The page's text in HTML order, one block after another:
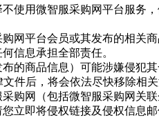
使用微智服采购网平台服务
网平台会员或其发布的相关
信息承担全部责任。
的商品信息）可能涉嫌侵犯
件后，将会依法尽快移除相关
购网（包括微智服采购网关
即将侵权链接及侵权信息